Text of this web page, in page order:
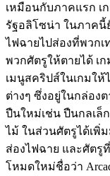
เหมือนกับภาคแรก เ
รัฐอลิโซน่า ในภาคนี้
ไฟฉายไปส่องที่พวกเ
พวกศัตรูให้ตายได้ เ
เมนูสคริปส์ในเกมใ
ต่างๆ ซึ่งอยู่ในกล่อง
ปืนใหม่เช่น ปืนกลเล็
ไม้ ในส่วนศัตรูได้เพิ่
ส่องไฟฉาย และศัตรู
โหมดใหม่ชื่อว่า